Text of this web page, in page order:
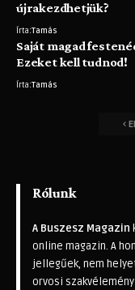
újrakezdhetjük?
Írta:Tamás
Saját magad
Ezeket kell tudnod!
Írta:Tamás
Rólunk
A Buszesz Magazin
online magazin. A
jellegűek, nem
orvosi